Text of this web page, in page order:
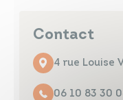
Contact
4 rue Louise
06 10 83 30
Annuaires